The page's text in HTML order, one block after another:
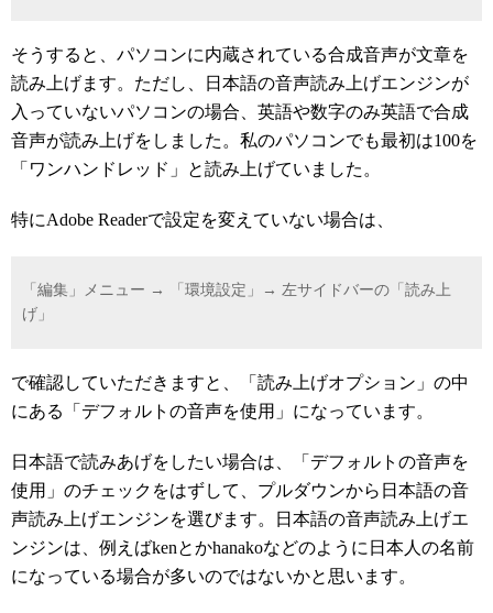
そうすると、パソコンに内蔵されている合成音声が文章を
読み上げます。ただし、日本語の音声読み上げエンジンが
入っていないパソコンの場合、英語や数字のみ英語で合成
音声が読み上げをしました。私のパソコンでも最初は100を
「ワンハンドレッド」と読み上げていました。
特にAdobe Readerで設定を変えていない場合は、
「編集」メニュー → 「環境設定」→ 左サイドバーの「読み上
げ」
で確認していただきますと、「読み上げオプション」の中
にある「デフォルトの音声を使用」になっています。
日本語で読みあげをしたい場合は、「デフォルトの音声を
使用」のチェックをはずして、プルダウンから日本語の音
声読み上げエンジンを選びます。日本語の音声読み上げエ
ンジンは、例えばkenとかhanakoなどのように日本人の名前
になっている場合が多いのではないかと思います。